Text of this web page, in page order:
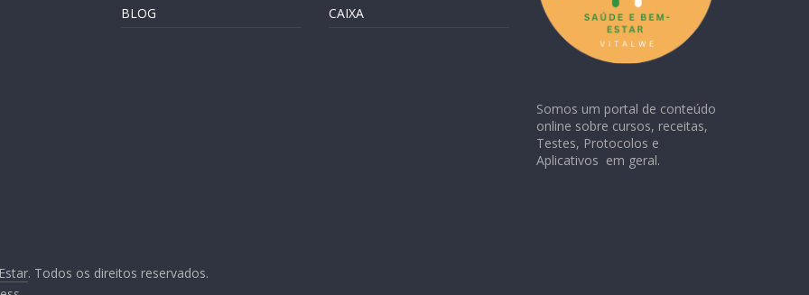
BLOG
CAIXA
Somos um portal de conteúdo
online sobre cursos, receitas,
Testes, Protocolos e
Aplicativos em geral.
. Todos os direitos reservados.